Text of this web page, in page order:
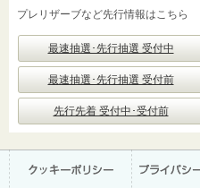
プレリザーブなど先行情報はこちら
最速抽選･先行抽選 受付中
最速抽選･先行抽選 受付前
先行先着 受付中･受付前